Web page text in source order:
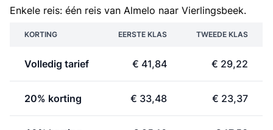
Enkele reis: één reis van Almelo naar Vierlingsbeek.
KORTING EERSTE KLAS TWEEDE KLAS
Volledig tarief € 41,84 € 29,22
20% korting € 33,48 € 23,37